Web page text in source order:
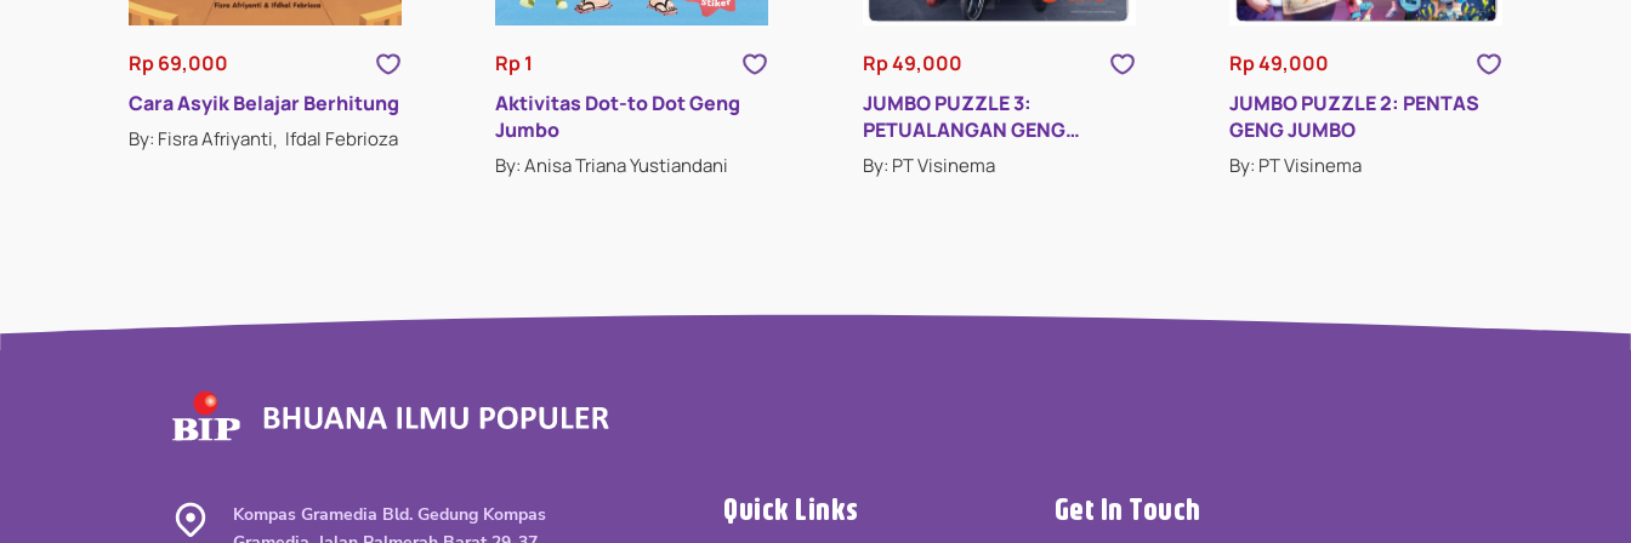
Rp 69,000
Cara Asyik Belajar Berhitung
By: Fisra Afriyanti Ifdal Febrioza
Rp 1
Aktivitas Dot-to Dot Geng
Jumbo
By: Anisa Triana Yustiandani
Rp 49,000
JUMBO PUZZLE 3:
PETUALANGAN GENG
JUMBO
By: PT Visinema
Rp 49,000
JUMBO PUZZLE 2: PENTAS
GENG JUMBO
By: PT Visinema
Kompas Gramedia Bld. Gedung Kompas
Quick Links Get In Touch